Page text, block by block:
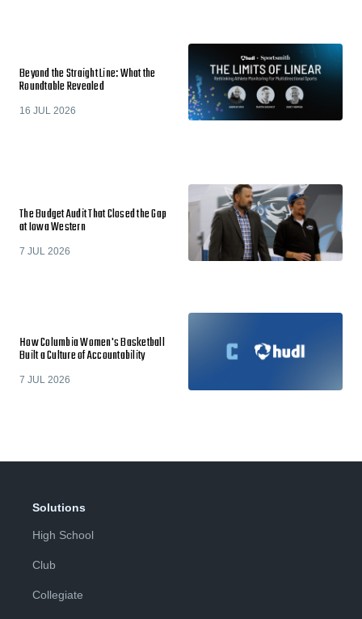
Beyond the Straight Line: What the
Roundtable Revealed
16 JUL 2026
The Budget Audit That Closed the Gap
at Iowa Western
7 JUL 2026
How Columbia Women's Basketball
Built a Culture of Accountability
7 JUL 2026
Solutions
High School
Club
Collegiate